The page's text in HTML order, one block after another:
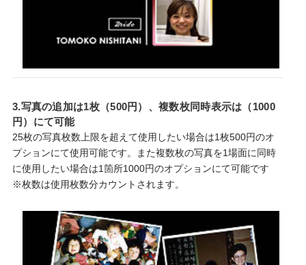
3.写真の追加は1枚（500円）、複数枚同時表示は（1000
円）にて可能
25枚の写真枚数上限を超えて使用したい場合は1枚500円のオ
プションにて使用可能です。また複数枚の写真を1場面に同時
に使用したい場合は1箇所1000円のオプションにて可能です
※枚数は使用枚数分カウントされます。